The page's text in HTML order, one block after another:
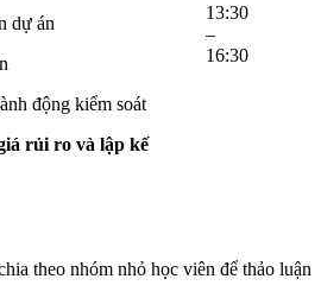
dự án
động kiểm soát
rủi ro và lập kế
13:30
–
16:30
theo nhóm nhỏ học viên để thảo luận